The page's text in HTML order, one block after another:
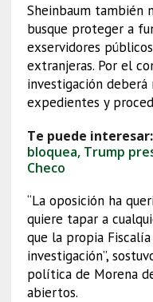
Sheinbaum también
busque proteger a
exservidores
extranjeras. Por el
investigación deberá
expedientes y
Te puede interesar:
bloquea, Trump
Checo
“La oposición ha
quiere tapar a
que la propia
investigación”,
política de Morena
abiertos.